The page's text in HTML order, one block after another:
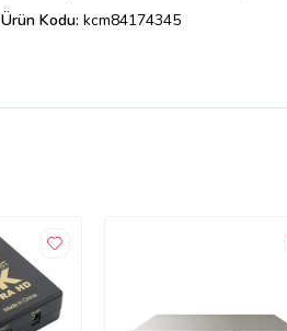
Ürün Kodu: kcm84174345